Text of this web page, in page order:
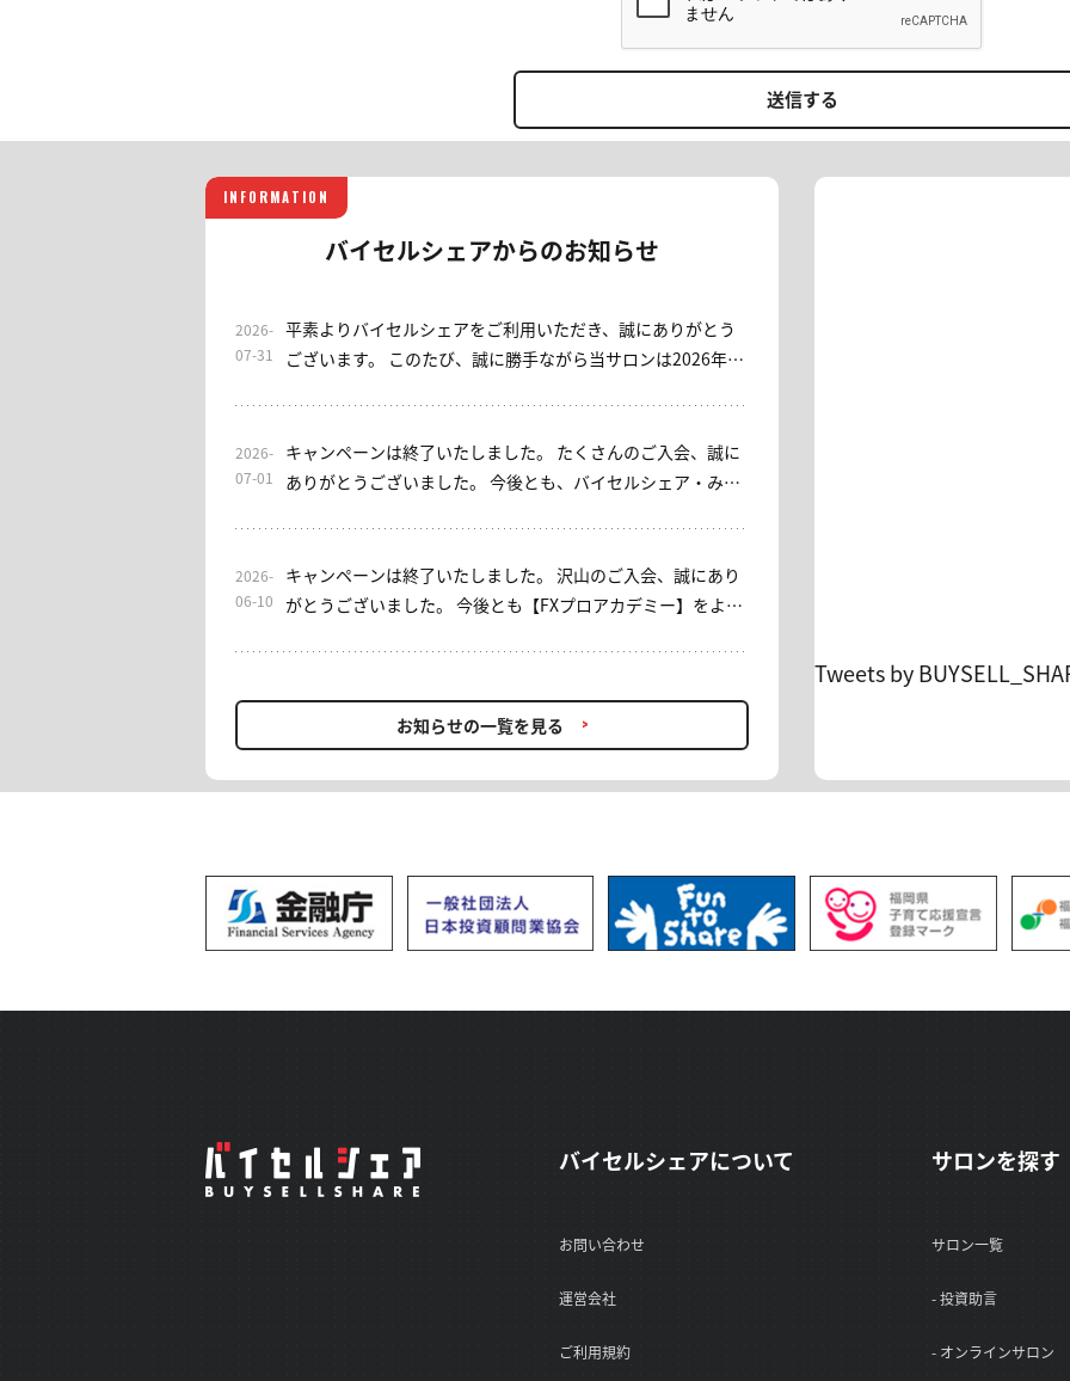
送信する
INFORMATION
バイセルシェアからのお知らせ
2026-
07-31
平素よりバイセルシェアをご利用いただき、誠にありがとう
ございます。 このたび、誠に勝手ながら当サロンは2026年7
げます。 なお、EAをご利用いただけるサブスクリプション型
サロンとして、「EA初心者安心」コースをご用意しておりま
用いただき、誠にありがとうございました。今後ともバイセ
ルシェアをよろしくお願いいたします。
2026-
07-01
キャンペーンは終了いたしました。 たくさんのご入会、誠に
ありがとうございました。 今後とも、バイセルシェア・みっ
ン】入会キャンペーンを実施しております。 [入会キャンペー
ン概要] 期間：7/1(水)～7/7(火)23：59 対象：入会者 内容：初
の金額(選択された月数金額)の引落しがございます。 事務
で、初月分を0円(税込)へ変更いたします。 ＊お客様のカード
設定によっては「月跨ぎ返金」や「相殺」、「返金前に一時
的に二重決済」等の可能性があります。ご承知ください。
2026-
06-10
キャンペーンは終了いたしました。 沢山のご入会、誠にあり
がとうございました。 今後とも【FXプロアカデミー】をよろ
い方、再入会をお考えの方… 投資助言でFXを学びながら利益
を追求していきませんか？ [概要] 期間：6/10(水)〜
6/14(日)23:59 1ヶ月契約：16,500円(税込) → 初月0円 6ヶ月契
1ヶ月契約の方は、翌月更新が条件となっております。 ＊キャ
ンペーン適用による返金は、お客様のカード会社の設定に準
じます。場合によっては返金タイミングが月を跨ぐ場合がご
お知らせの一覧を見る
Tweets by
バイセルシェアについて
お問い合わせ
運営会社
ご利用規約
サロンを探す
サロン一覧
- 投資助言
- オンラインサロン